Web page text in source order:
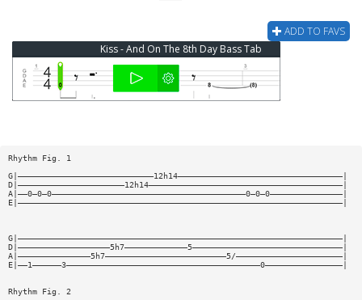
ADD TO FAVS
Kiss - And On The 8th Day Bass Tab
Rhythm Fig. 1
G|————————————————————————————12h14——————————————————————————————————|
D|——————————————————————12h14————————————————————————————————————————|
A|——0—0—0————————————————————————————————————————0—0—0———————————————|
E|———————————————————————————————————————————————————————————————————|
G|———————————————————————————————————————————————————————————————————|
D|———————————————————5h7—————————————5———————————————————————————————|
A|———————————————5h7—————————————————————————5/——————————————————————|
E|——1——————3————————————————————————————————————————0————————————————|
Rhythm Fig. 2